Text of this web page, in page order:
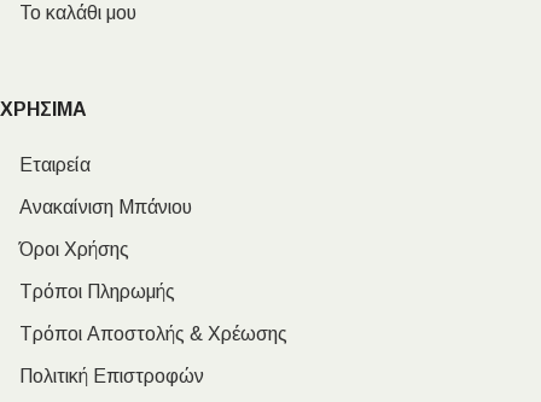
Το καλάθι μου
ΧΡΗΣΙΜΑ
Εταιρεία
Ανακαίνιση Μπάνιου
Όροι Χρήσης
Τρόποι Πληρωμής
Τρόποι Αποστολής & Χρέωσης
Πολιτική Επιστροφών